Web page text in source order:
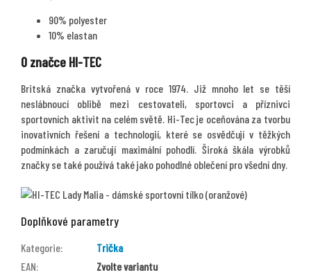
90% polyester
10% elastan
O značce HI-TEC
Britská značka vytvořená v roce 1974. Již mnoho let se těší
neslábnoucí oblibě mezi cestovateli, sportovci a příznivci
sportovních aktivit na celém světě. Hi-Tec je oceňována za tvorbu
inovativních řešení a technologií, které se osvědčují v těžkých
podmínkách a zaručují maximální pohodlí. Široká škála výrobků
značky se také používá také jako pohodlné oblečení pro všední dny.
Doplňkové parametry
Kategorie:
Trička
EAN:
Zvolte variantu